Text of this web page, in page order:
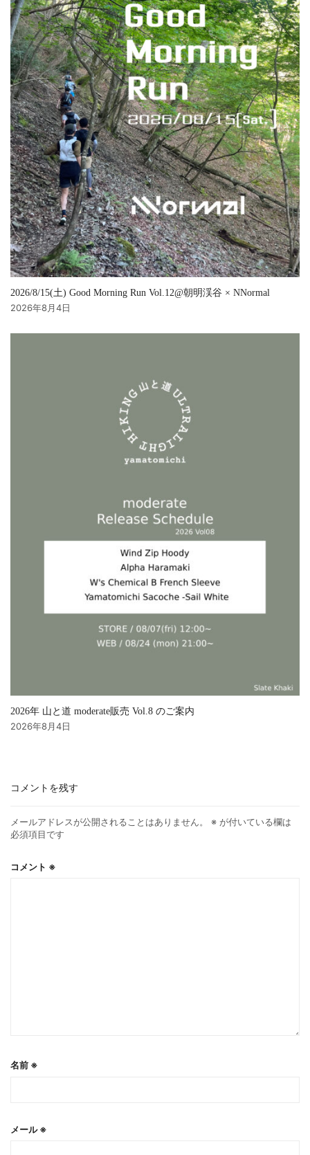
2026/8/15(土) Good Morning Run Vol.12@朝明渓谷 × NNormal
2026年8月4日
2026年 山と道 moderate販売 Vol.8 のご案内
2026年8月4日
コメントを残す
メールアドレスが公開されることはありません。 ※ が付いている欄は
必須項目です
コメント ※
名前 ※
メール※